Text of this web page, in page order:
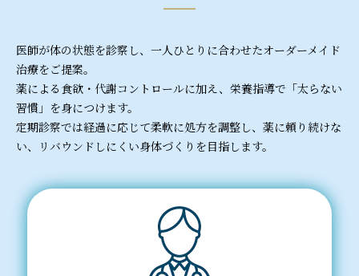
医師が体の状態を診察し、一人ひとりに合わせたオーダーメイド
治療をご提案。
薬による食欲・代謝コントロールに加え、栄養指導で「太らない
習慣」を身につけます。
定期診察では経過に応じて柔軟に処方を調整し、薬に頼り続けな
い、リバウンドしにくい身体づくりを目指します。